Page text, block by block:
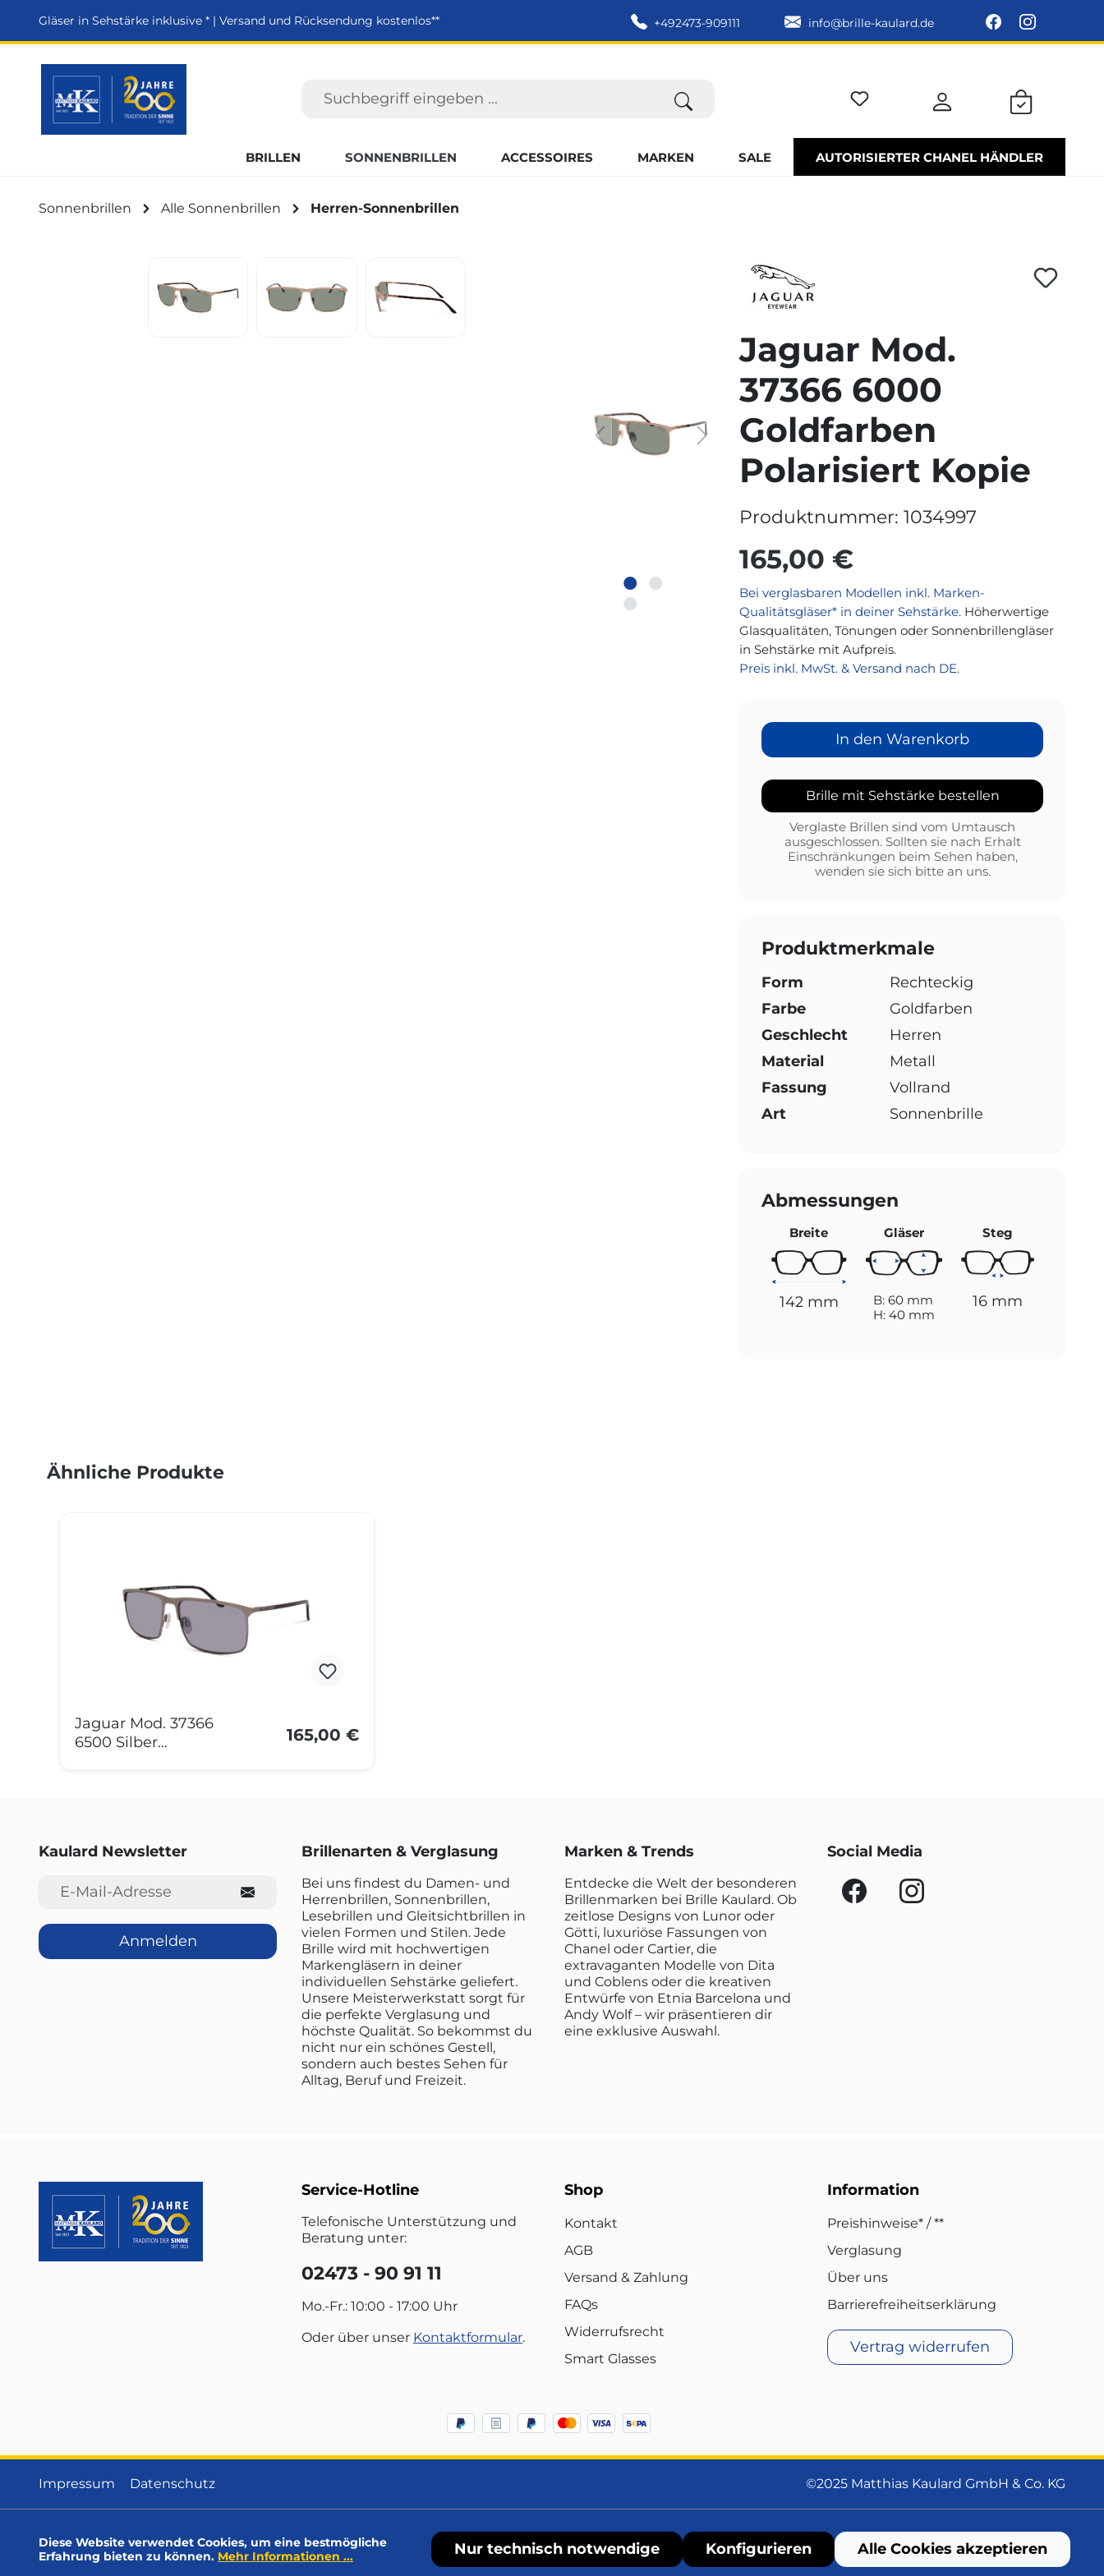
Zur Hauptnavigation springen
Gläser in Sehstärke inklusive * | Versand und Rücksendung kostenlos** +492473-909111 info@brille-kaulard.de
BRILLEN SONNENBRILLEN ACCESSOIRES MARKEN SALE AUTORISIERTER CHANEL HÄNDLER
Sonnenbrillen Alle Sonnenbrillen Herren-Sonnenbrillen
Jaguar Mod.
37366 6000
Goldfarben
Polarisiert Kopie
Produktnummer:1034997
165,00 €
Bei verglasbaren Modellen inkl. Marken-
Qualitätsgläser* in deiner Sehstärke. Höherwertige
Glasqualitäten, Tönungen oder Sonnenbrillengläser
in Sehstärke mit Aufpreis.
Preis inkl. MwSt. & Versand nach DE.
In den Warenkorb
Brille mit Sehstärke bestellen
Verglaste Brillen sind vom Umtausch
ausgeschlossen. Sollten sie nach Erhalt
Einschränkungen beim Sehen haben,
wenden sie sich bitte an uns.
Produktmerkmale
Form
Rechteckig
Farbe
Goldfarben
Geschlecht
Herren
Material
Metall
Fassung
Vollrand
Art
Sonnenbrille
Abmessungen
Breite
142 mm
Gläser
B: 60 mm
H: 40 mm
Steg
16 mm
Ähnliche Produkte
Jaguar Mod. 37366
6500 Silber
165,00 €
Kaulard Newsletter
E-Mail-Adresse
Anmelden
Brillenarten & Verglasung
Bei uns findest du Damen- und
Herrenbrillen, Sonnenbrillen,
Lesebrillen und Gleitsichtbrillen in
vielen Formen und Stilen. Jede
Brille wird mit hochwertigen
Markengläsern in deiner
individuellen Sehstärke geliefert.
Unsere Meisterwerkstatt sorgt für
die perfekte Verglasung und
höchste Qualität. So bekommst du
nicht nur ein schönes Gestell,
sondern auch bestes Sehen für
Alltag, Beruf und Freizeit.
Marken & Trends
Entdecke die Welt der besonderen
Brillenmarken bei Brille Kaulard. Ob
zeitlose Designs von Lunor oder
Götti, luxuriöse Fassungen von
Chanel oder Cartier, die
extravaganten Modelle von Dita
und Coblens oder die kreativen
Entwürfe von Etnia Barcelona und
Andy Wolf – wir präsentieren dir
eine exklusive Auswahl.
Social Media
Service-Hotline
Telefonische Unterstützung und
Beratung unter:
02473 - 90 91 11
Mo.-Fr.: 10:00 - 17:00 Uhr
Oder über unser Kontaktformular.
Shop
Kontakt
AGB
Versand & Zahlung
FAQs
Widerrufsrecht
Smart Glasses
Information
Preishinweise* / **
Verglasung
Über uns
Barrierefreiheitserklärung
Vertrag widerrufen
Impressum Datenschutz ©2025 Matthias Kaulard GmbH & Co. KG
Diese Website verwendet Cookies, um eine bestmögliche
Erfahrung bieten zu können. Mehr Informationen ... Nur technisch notwendige Konfigurieren Alle Cookies akzeptieren